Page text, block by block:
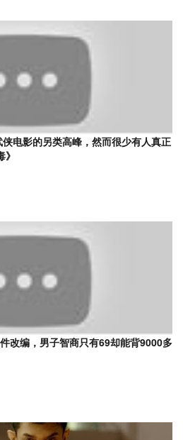
侠电影的另类高峰，然而很少有人真正
改编，男子智商只有69却能背9000多